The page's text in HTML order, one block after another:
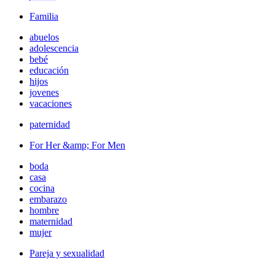
Familia
abuelos
adolescencia
bebé
educación
hijos
jovenes
vacaciones
paternidad
For Her &amp; For Men
boda
casa
cocina
embarazo
hombre
maternidad
mujer
Pareja y sexualidad